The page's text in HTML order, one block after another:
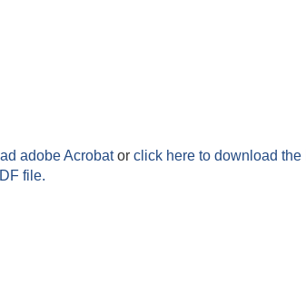
adobe Acrobator click here to download the
file.